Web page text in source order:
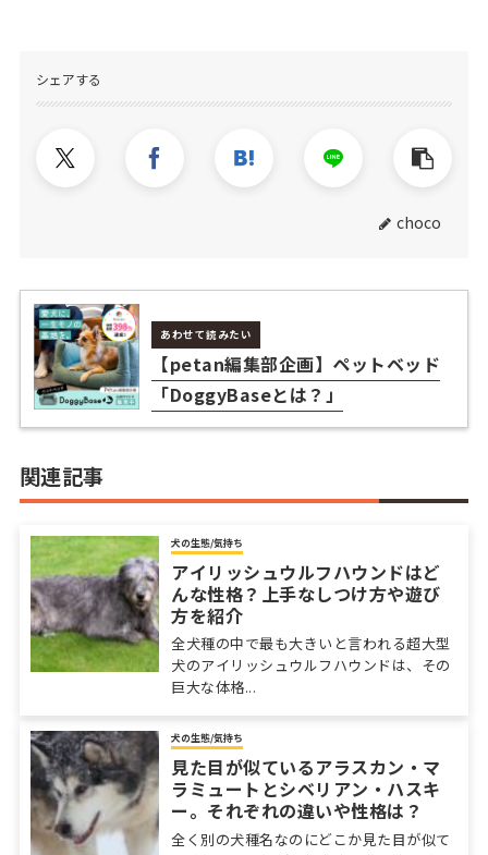
シェアする
choco
あわせて読みたい
【petan編集部企画】ペットベッド
「DoggyBaseとは？」
関連記事
犬の生態/気持ち
アイリッシュウルフハウンドはど
んな性格？上手なしつけ方や遊び
方を紹介
全犬種の中で最も大きいと言われる超大型
犬のアイリッシュウルフハウンドは、その
巨大な体格...
犬の生態/気持ち
見た目が似ているアラスカン・マ
ラミュートとシベリアン・ハスキ
ー。それぞれの違いや性格は？
全く別の犬種名なのにどこか見た目が似て